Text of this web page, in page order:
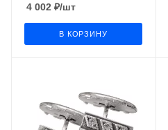
4 002 ₽/шт
В КОРЗИНУ